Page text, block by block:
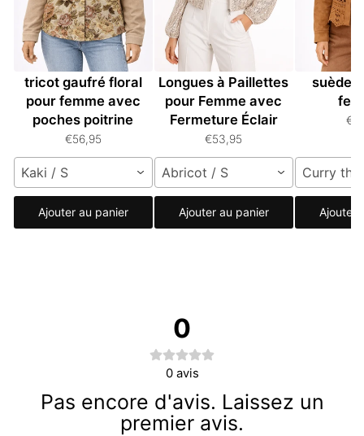
Veste à boutons en
tricot gaufré floral
pour femme avec
poches poitrine
€56,95
Kaki / S
Ajouter au panier
Veste à Manches
Longues à Paillettes
pour Femme avec
Fermeture Éclair
€53,95
Abricot / S
Ajouter au panier
Veste
suède
Curry
Ajouter
0
0 avis
Pas encore d'avis. Laissez un
premier avis.